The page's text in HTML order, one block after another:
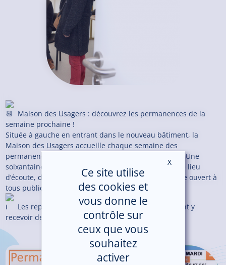
Maison des Usagers : découvrez les permanences de la
semaine prochaine !
Située à gauche en entrant dans le nouveau bâtiment, la
Maison des Usagers accueille chaque semaine des
permanences d’associations partenaires de l’hôpital. Une
soixantaine de bénévoles se relaie pour faire vivre ce lieu
d’écoute, d’information et de ressource documentaire ouvert à
tous publics (usagers, patients et professionnels).
Les représentants des usagers peuvent également y
recevoir des usagers les vendredis après-midi.
Ce site utilise
des cookies et
vous donne le
contrôle sur
ceux que vous
souhaitez
activer
XMasquer le